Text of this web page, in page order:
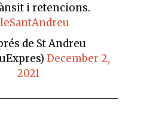
i retencions.
de St Andreu
December 2,
2021